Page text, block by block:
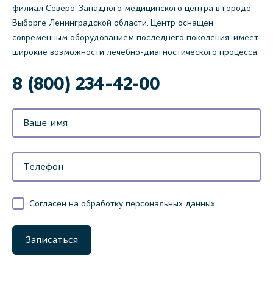
филиал Северо-Западного медицинского центра в городе
Выборге Ленинградской области. Центр оснащен
современным оборудованием последнего поколения, имеет
широкие возможности лечебно-диагностического процесса.
8 (800) 234-42-00
Согласен на обработку персональных данных
Записаться